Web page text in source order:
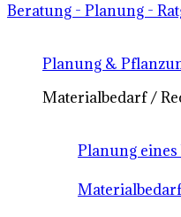
Beratung - Planung -
Planung &
Materialbedarf /
Planung